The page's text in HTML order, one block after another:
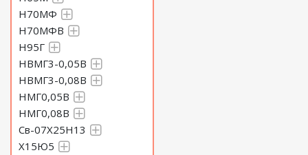
Н70МФ
Н70МФВ
Н95Г
НВМГ3-0,05В
НВМГ3-0,08В
НМГ0,05В
НМГ0,08В
Св-07Х25Н13
Х15Ю5